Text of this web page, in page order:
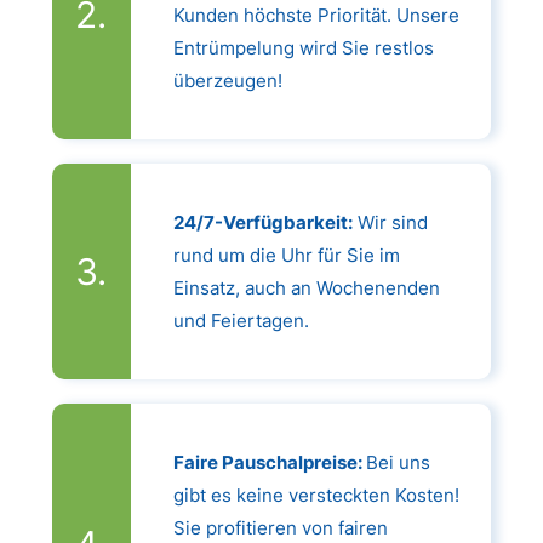
Kunden höchste Priorität. Unsere
Entrümpelung wird Sie restlos
überzeugen!
24/7-Verfügbarkeit:Wir sind
rund um die Uhr für Sie im
Einsatz, auch an Wochenenden
und Feiertagen.
Faire Pauschalpreise: Bei uns
gibt es keine versteckten Kosten!
Sie profitieren von fairen